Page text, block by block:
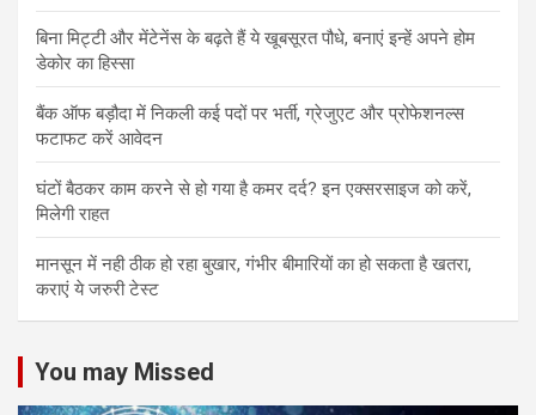
बिना मिट्टी और मेंटेनेंस के बढ़ते हैं ये खूबसूरत पौधे, बनाएं इन्‍हें अपने होम
डेकोर का हिस्‍सा
बैंक ऑफ बड़ौदा में निकली कई पदों पर भर्ती, ग्रेजुएट और प्रोफेशनल्स
फटाफट करें आवेदन
घंटों बैठकर काम करने से हो गया है कमर दर्द? इन एक्सरसाइज को करें,
मिलेगी राहत
मानसून में नही ठीक हो रहा बुखार, गंभीर बीमारियों का हो सकता है खतरा,
कराएं ये जरुरी टेस्ट
You may Missed